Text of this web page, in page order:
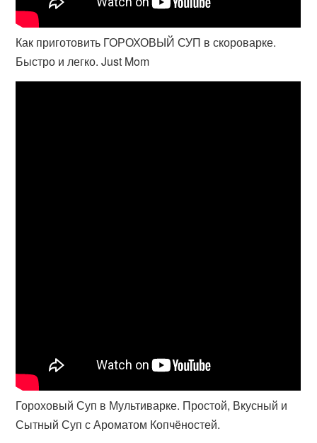
Как приготовить ГОРОХОВЫЙ СУП в скороварке.
Быстро и легко. Just Mom
Гороховый Суп в Мультиварке. Простой, Вкусный и
Сытный Суп с Ароматом Копчёностей.